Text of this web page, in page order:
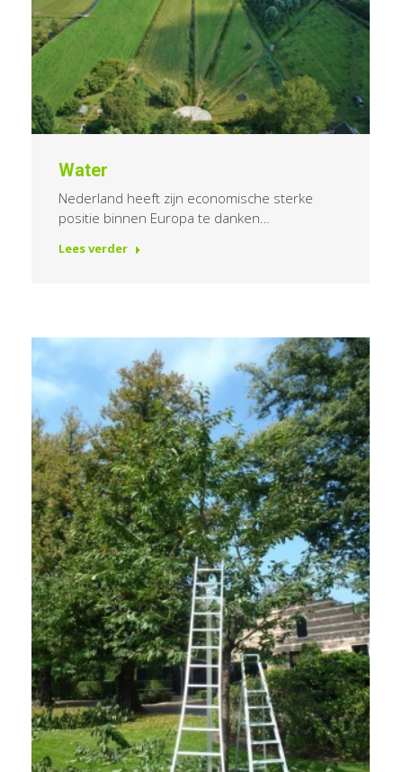
Water
Nederland heeft zijn economische sterke
positie binnen Europa te danken…
Lees verder